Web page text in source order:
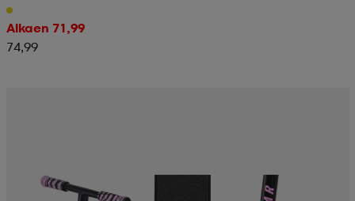
Alkaen 71,99
74,99